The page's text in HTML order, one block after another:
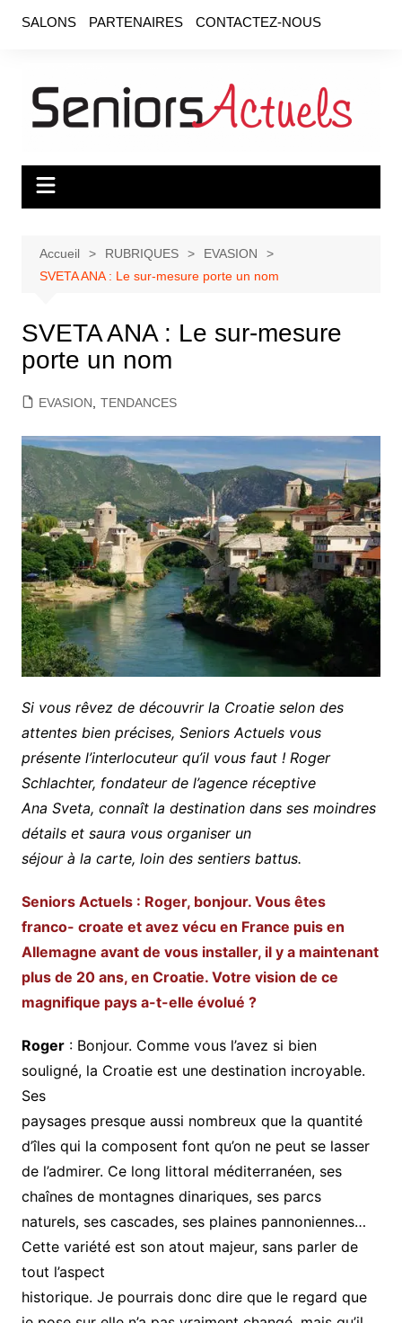
SALONS PARTENAIRES CONTACTEZ-NOUS
Accueil RUBRIQUES
EVASION
SVETA ANA : Le sur-mesure porte un nom
SVETA ANA : Le sur-mesure
porte un nom
EVASION, TENDANCES
Si vous rêvez de découvrir la Croatie selon des
attentes bien précises, Seniors Actuels vous
présente l’interlocuteur qu’il vous faut ! Roger
Schlachter, fondateur de l’agence réceptive
Ana Sveta, connaît la destination dans ses moindres
détails et saura vous organiser un
séjour à la carte, loin des sentiers battus.
Seniors Actuels : Roger, bonjour. Vous êtes
franco- croate et avez vécu en France puis en
Allemagne avant de vous installer, il y a maintenant
plus de 20 ans, en Croatie. Votre vision de ce
magnifique pays a-t-elle évolué ?
Roger: Bonjour. Comme vous l’avez si bien
souligné, la Croatie est une destination incroyable.
Ses
paysages presque aussi nombreux que la quantité
d’îles qui la composent font qu’on ne peut se lasser
de l’admirer. Ce long littoral méditerranéen, ses
chaînes de montagnes dinariques, ses parcs
naturels, ses cascades, ses plaines pannoniennes…
Cette variété est son atout majeur, sans parler de
tout l’aspect
historique. Je pourrais donc dire que le regard que